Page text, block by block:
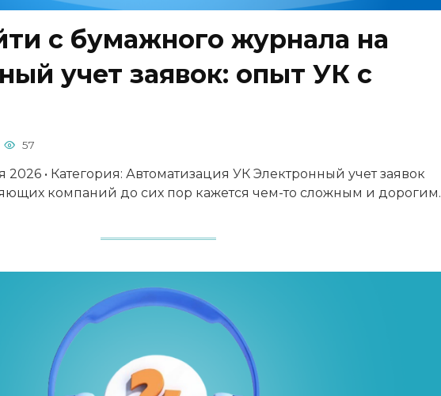
с бумажного журнала на
учет заявок: опыт УК с
57
• Категория: Автоматизация УК Электронный учет заявок
компаний до сих пор кажется чем-то сложным и дорогим.